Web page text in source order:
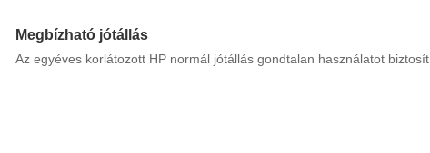
Megbízható jótállás
Az egyéves korlátozott HP normál jótállás gondtalan használatot biztosít.